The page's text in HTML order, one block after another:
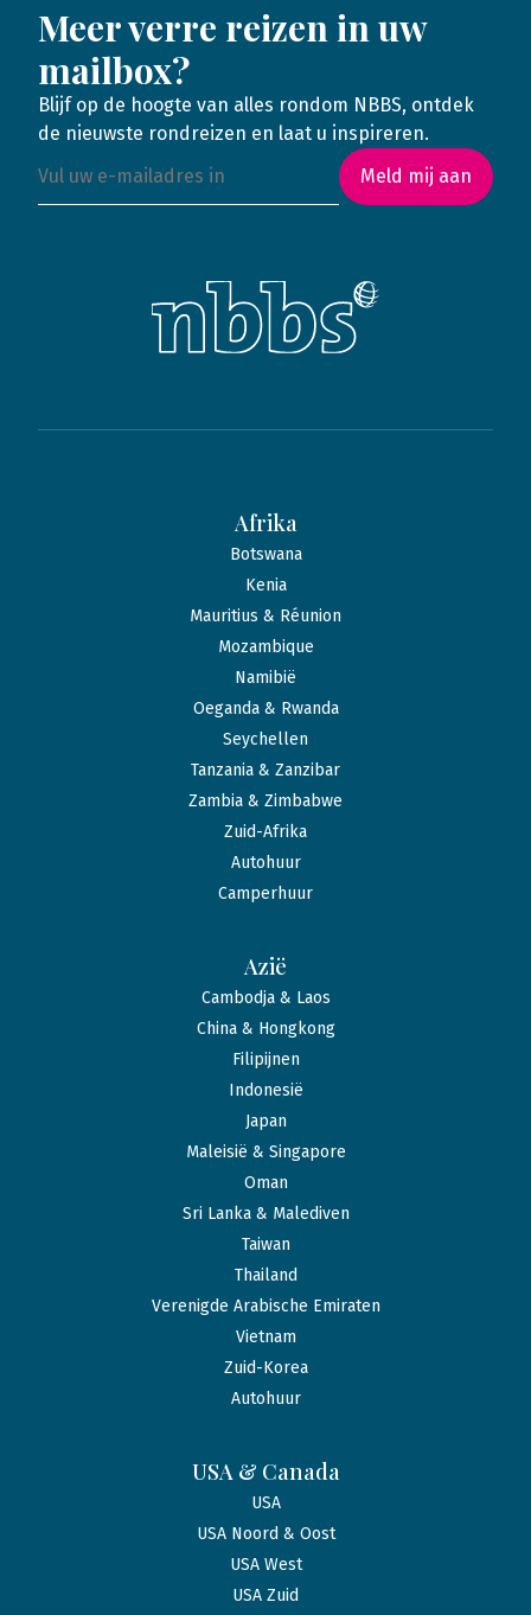
Meer verre reizen in uw
mailbox?
Blijf op de hoogte van alles rondom NBBS, ontdek
de nieuwste rondreizen en laat u inspireren.
Meld mij aan
Afrika
Botswana
Kenia
Mauritius & Réunion
Mozambique
Namibië
Oeganda & Rwanda
Seychellen
Tanzania & Zanzibar
Zambia & Zimbabwe
Zuid-Afrika
Autohuur
Camperhuur
Azië
Cambodja & Laos
China & Hongkong
Filipijnen
Indonesië
Japan
Maleisië & Singapore
Oman
Sri Lanka & Malediven
Taiwan
Thailand
Verenigde Arabische Emiraten
Vietnam
Zuid-Korea
Autohuur
USA & Canada
USA
USA Noord & Oost
USA West
USA Zuid